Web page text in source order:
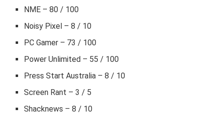
NME – 80 / 100
Noisy Pixel – 8 / 10
PC Gamer – 73 / 100
Power Unlimited – 55 / 100
Press Start Australia – 8 / 10
Screen Rant – 3 / 5
Shacknews – 8 / 10